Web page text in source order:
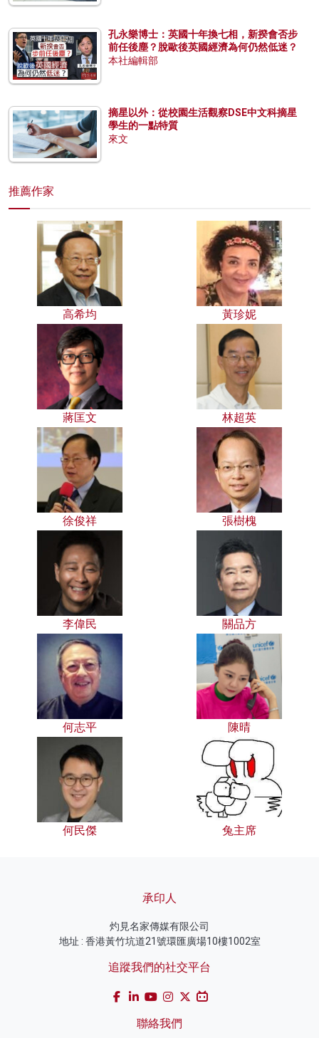
孔永樂博士：英國十年換七相，新揆會否步
前任後塵？脫歐後英國經濟為何仍然低迷？
本社編輯部
摘星以外：從校園生活觀察DSE中文科摘星
學生的一點特質
來文
推薦作家
高希均 黃珍妮
蔣匡文 林超英
徐俊祥 張樹槐
李偉民 關品方
何志平 陳晴
何民傑 兔主席
承印人
灼見名家傳媒有限公司
地址 : 香港黃竹坑道21號環匯廣場10樓1002室
追蹤我們的社交平台
聯絡我們